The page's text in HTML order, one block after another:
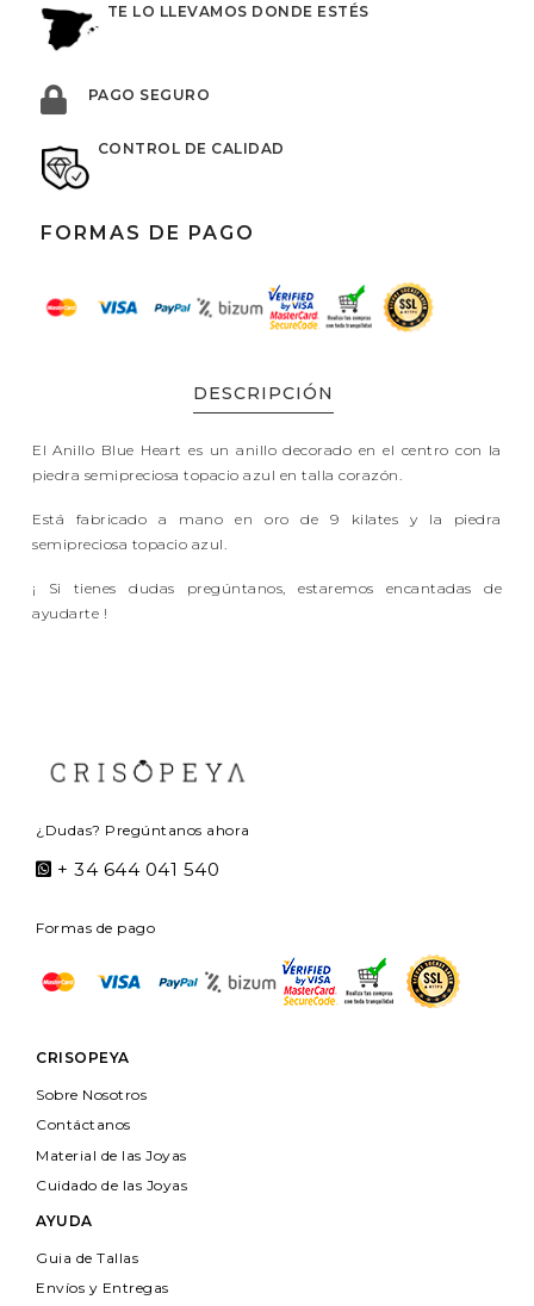
TE LO LLEVAMOS DONDE ESTÉS
PAGO SEGURO
CONTROL DE CALIDAD
FORMAS DE PAGO
DESCRIPCIÓN
El Anillo Blue Heart es un anillo decorado en el centro con la
piedra semipreciosa topacio azul en talla corazón.
Está fabricado a mano en oro de 9 kilates y la piedra
semipreciosa topacio azul.
¡ Si tienes dudas pregúntanos, estaremos encantadas de
ayudarte !
¿Dudas? Pregúntanos ahora
+ 34 644 041 540
Formas de pago
CRISOPEYA
Sobre Nosotros
Contáctanos
Material de las Joyas
Cuidado de las Joyas
AYUDA
Guia de Tallas
Envíos y Entregas